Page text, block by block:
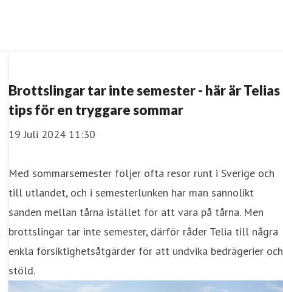
Brottslingar tar inte semester - här är Telias
tips för en tryggare sommar
19 Juli 2024 11:30
Med sommarsemester följer ofta resor runt i Sverige och
till utlandet, och i semesterlunken har man sannolikt
sanden mellan tårna istället för att vara på tårna. Men
brottslingar tar inte semester, därför råder Telia till några
enkla försiktighetsåtgärder för att undvika bedrägerier och
stöld.